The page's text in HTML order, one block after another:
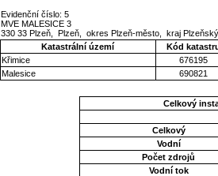
Evidenční číslo: 5
MVE MALESICE 3
330 33 Plzeň, Plzeň, okres Plzeň-město, kraj
Katastrální území
Kód
Křimice
676195
Malesice
690821
Celkový
Celkový
Vodní
Počet zdrojů
Vodní tok